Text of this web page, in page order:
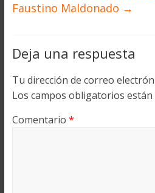
Faustino Maldonado →
Deja una respuesta
Tu dirección de correo
Los campos obligatorios están
Comentario *